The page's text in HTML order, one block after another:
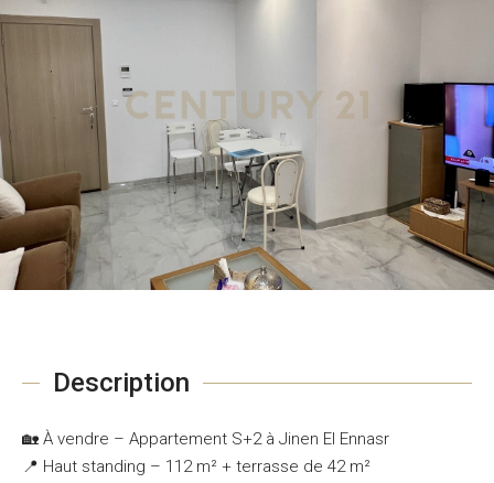
Description
🏡 À vendre – Appartement S+2 à Jinen El Ennasr
📍 Haut standing – 112 m² + terrasse de 42 m²